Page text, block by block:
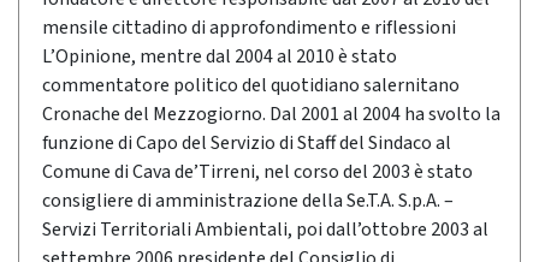
mensile cittadino di approfondimento e riflessioni
L’Opinione, mentre dal 2004 al 2010 è stato
commentatore politico del quotidiano salernitano
Cronache del Mezzogiorno. Dal 2001 al 2004 ha svolto la
funzione di Capo del Servizio di Staff del Sindaco al
Comune di Cava de’Tirreni, nel corso del 2003 è stato
consigliere di amministrazione della Se.T.A. S.p.A. –
Servizi Territoriali Ambientali, poi dall’ottobre 2003 al